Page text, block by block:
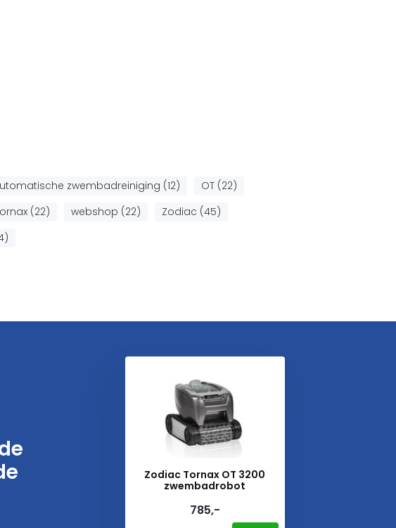
zwembadreiniging (12)
OT (22)
(22) webshop (22)
Zodiac (45)
Zodiac Tornax OT 3200
zwembadrobot
785,-